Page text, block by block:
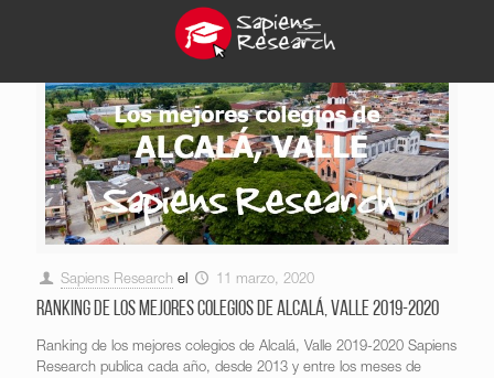
Sapiens Research el 11 marzo, 2020
Ranking de los mejores colegios de Alcalá, Valle 2019-2020
Ranking de los mejores colegios de Alcalá, Valle 2019-2020 Sapiens
Research publica cada año, desde 2013 y entre los meses de